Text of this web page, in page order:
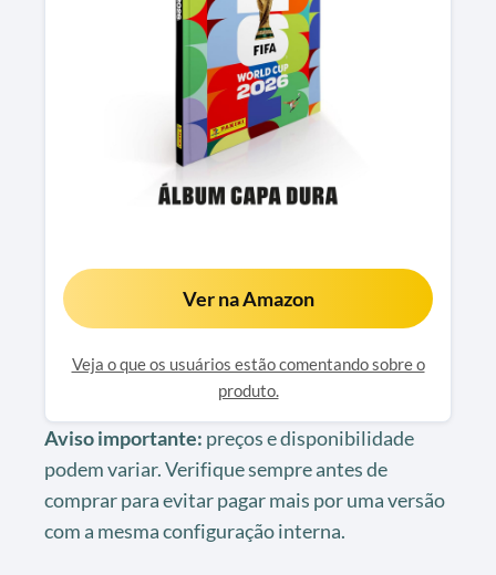
Ver na Amazon
Veja o que os usuários estão comentando sobre o
produto.
Aviso importante: preços e disponibilidade
podem variar. Verifique sempre antes de
comprar para evitar pagar mais por uma versão
com a mesma configuração interna.